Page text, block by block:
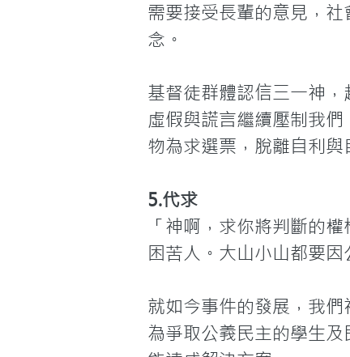
需要接受長輩的意見，
念。
基督徒群體認信三一神
虛假與謊言繼續壓制我
物為求選票，脫離自利
5.代求
「神啊，求你將判斷的
困苦人。大山小山都要
就如今事件的發展，我
為爭取公義民主的學生